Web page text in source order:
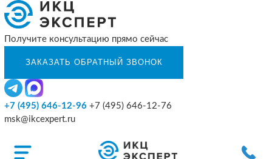
Получите консультацию прямо сейчас
+7 (495) 646-12-96 +7 (495) 646-12-76
msk@ikcexpert.ru